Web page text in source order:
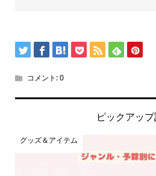
コメント:0
ピックアッ
グッズ＆アイテム